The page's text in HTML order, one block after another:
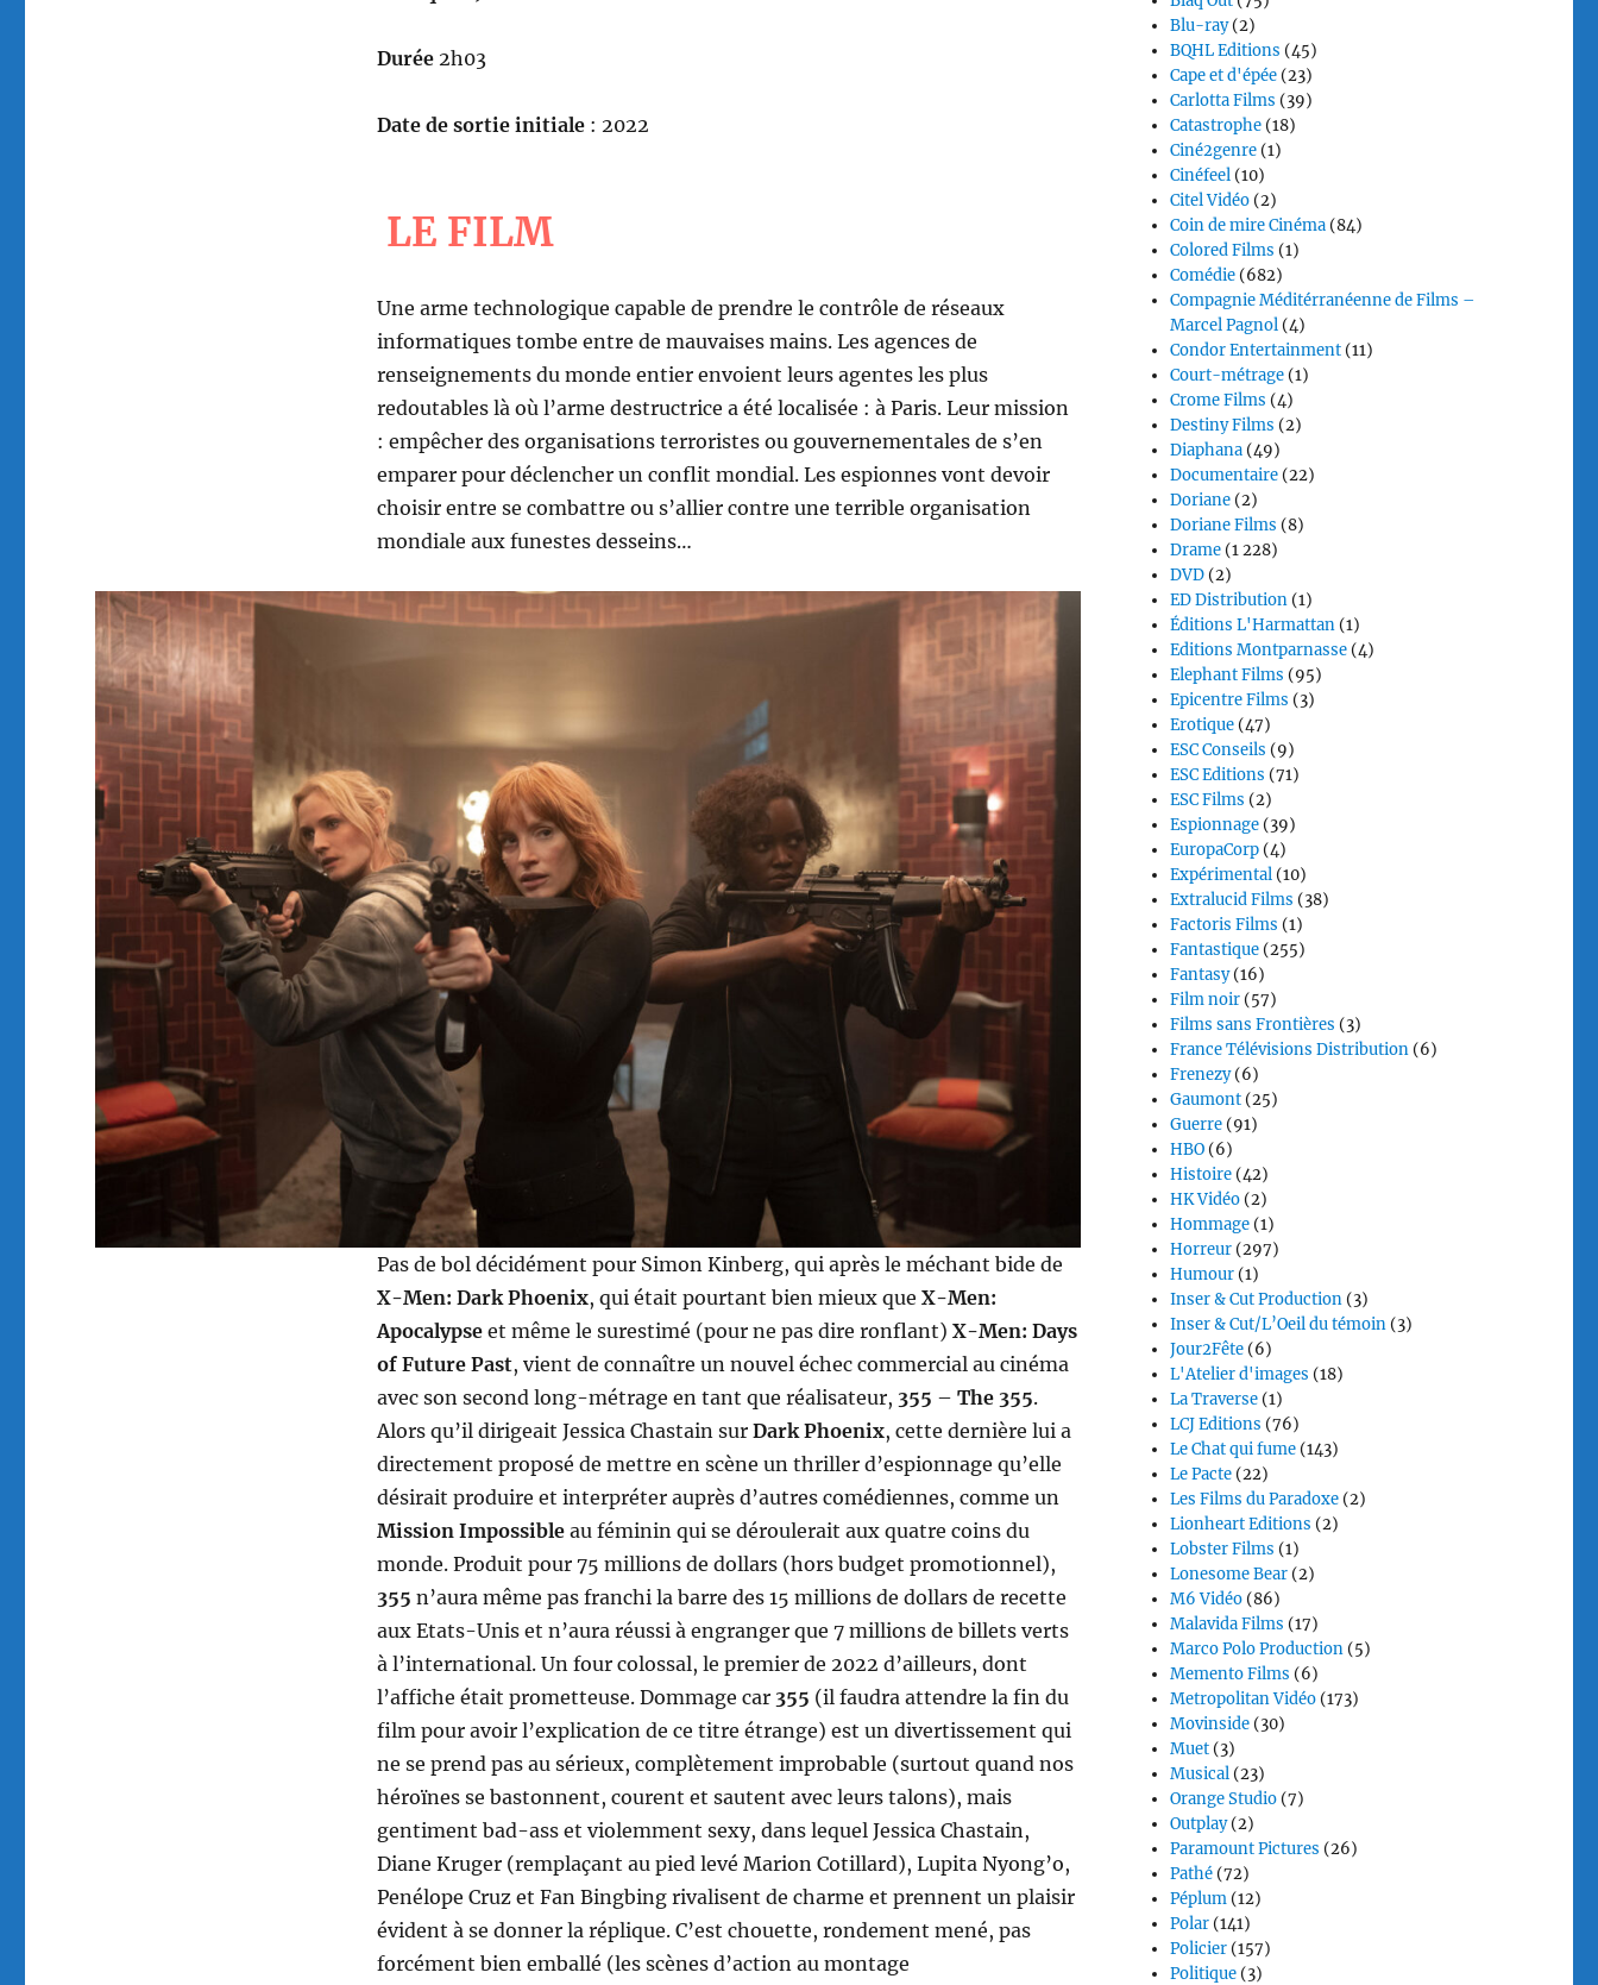
Durée2h03
Date de sortie initiale: 2022
LE FILM
Une arme technologique capable de prendre le contrôle de réseaux
informatiques tombe entre de mauvaises mains. Les agences de
renseignements du monde entier envoient leurs agentes les plus
redoutables là où l’arme destructrice a été localisée : à Paris. Leur mission
: empêcher des organisations terroristes ou gouvernementales de s’en
emparer pour déclencher un conflit mondial. Les espionnes vont devoir
choisir entre se combattre ou s’allier contre une terrible organisation
mondiale aux funestes desseins…
Pas de bol décidément pour Simon Kinberg, qui après le méchant bide de
X-Men: Dark Phoenix, qui était pourtant bien mieux que X-Men:
Apocalypse et même le surestimé (pour ne pas dire ronflant) X-Men: Days
of Future Past, vient de connaître un nouvel échec commercial au cinéma
avec son second long-métrage en tant que réalisateur, 355 – The 355.
Alors qu’il dirigeait Jessica Chastain sur Dark Phoenix, cette dernière lui a
directement proposé de mettre en scène un thriller d’espionnage qu’elle
désirait produire et interpréter auprès d’autres comédiennes, comme un
Mission Impossibleau féminin qui se déroulerait aux quatre coins du
monde. Produit pour 75 millions de dollars (hors budget promotionnel),
355 n’aura même pas franchi la barre des 15 millions de dollars de recette
aux Etats-Unis et n’aura réussi à engranger que 7 millions de billets verts
à l’international. Un four colossal, le premier de 2022 d’ailleurs, dont
l’affiche était prometteuse. Dommage car 355 (il faudra attendre la fin du
film pour avoir l’explication de ce titre étrange) est un divertissement qui
ne se prend pas au sérieux, complètement improbable (surtout quand nos
héroïnes se bastonnent, courent et sautent avec leurs talons), mais
gentiment bad-ass et violemment sexy, dans lequel Jessica Chastain,
Diane Kruger (remplaçant au pied levé Marion Cotillard), Lupita Nyong’o,
Penélope Cruz et Fan Bingbing rivalisent de charme et prennent un plaisir
évident à se donner la réplique. C’est chouette, rondement mené, pas
forcément bien emballé (les scènes d’action au montage
Blu-ray(2)
BQHL Editions (45)
Cape et d'épée (23)
Carlotta Films (39)
Catastrophe (18)
Ciné2genre (1)
Cinéfeel (10)
Citel Vidéo (2)
Coin de mire Cinéma (84)
Colored Films (1)
Comédie (682)
Compagnie Méditérranéenne de Films –
Marcel Pagnol (4)
Condor Entertainment (11)
Court-métrage (1)
Crome Films (4)
Destiny Films (2)
Diaphana (49)
Documentaire (22)
Doriane (2)
Doriane Films (8)
Drame (1 228)
DVD (2)
ED Distribution (1)
Éditions L'Harmattan (1)
Editions Montparnasse (4)
Elephant Films (95)
Epicentre Films (3)
Erotique (47)
ESC Conseils (9)
ESC Editions (71)
ESC Films (2)
Espionnage (39)
EuropaCorp (4)
Expérimental (10)
Extralucid Films (38)
Factoris Films (1)
Fantastique (255)
Fantasy(16)
Film noir (57)
Films sans Frontières (3)
France Télévisions Distribution (6)
Frenezy(6)
Gaumont (25)
Guerre (91)
HBO (6)
Histoire (42)
HK Vidéo (2)
Hommage (1)
Horreur (297)
Humour (1)
Inser & Cut Production (3)
Inser & Cut/L’Oeil du témoin (3)
Jour2Fête (6)
L'Atelier d'images (18)
La Traverse (1)
LCJ Editions (76)
Le Chat qui fume (143)
Le Pacte (22)
Les Films du Paradoxe (2)
Lionheart Editions (2)
Lobster Films (1)
Lonesome Bear (2)
M6 Vidéo (86)
Malavida Films (17)
Marco Polo Production (5)
Memento Films (6)
Metropolitan Vidéo (173)
Movinside (30)
Muet (3)
Musical (23)
Orange Studio (7)
Outplay(2)
Paramount Pictures (26)
Pathé (72)
Péplum (12)
Polar (141)
Policier (157)
Politique (3)